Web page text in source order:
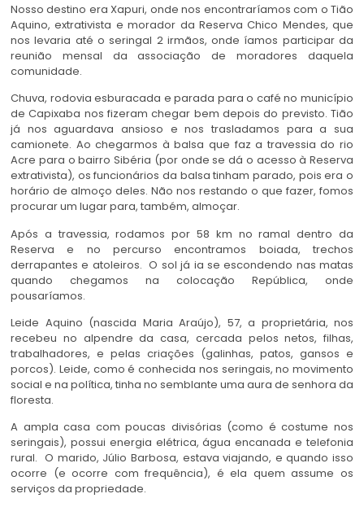
Nosso destino era Xapuri, onde nos encontraríamos com o Tião
Aquino, extrativista e morador da Reserva Chico Mendes, que
nos levaria até o seringal 2 irmãos, onde íamos participar da
reunião mensal da associação de moradores daquela
comunidade.
Chuva, rodovia esburacada e parada para o café no município
de Capixaba nos fizeram chegar bem depois do previsto. Tião
já nos aguardava ansioso e nos trasladamos para a sua
camionete. Ao chegarmos à balsa que faz a travessia do rio
Acre para o bairro Sibéria (por onde se dá o acesso à Reserva
extrativista), os funcionários da balsa tinham parado, pois era o
horário de almoço deles. Não nos restando o que fazer, fomos
procurar um lugar para, também, almoçar.
Após a travessia, rodamos por 58 km no ramal dentro da
Reserva e no percurso encontramos boiada, trechos
derrapantes e atoleiros. O sol já ia se escondendo nas matas
quando chegamos na colocação República, onde
pousaríamos.
Leide Aquino (nascida Maria Araújo), 57, a proprietária, nos
recebeu no alpendre da casa, cercada pelos netos, filhas,
trabalhadores, e pelas criações (galinhas, patos, gansos e
porcos). Leide, como é conhecida nos seringais, no movimento
social e na política, tinha no semblante uma aura de senhora da
floresta.
A ampla casa com poucas divisórias (como é costume nos
seringais), possui energia elétrica, água encanada e telefonia
rural. O marido, Júlio Barbosa, estava viajando, e quando isso
ocorre (e ocorre com frequência), é ela quem assume os
serviços da propriedade.